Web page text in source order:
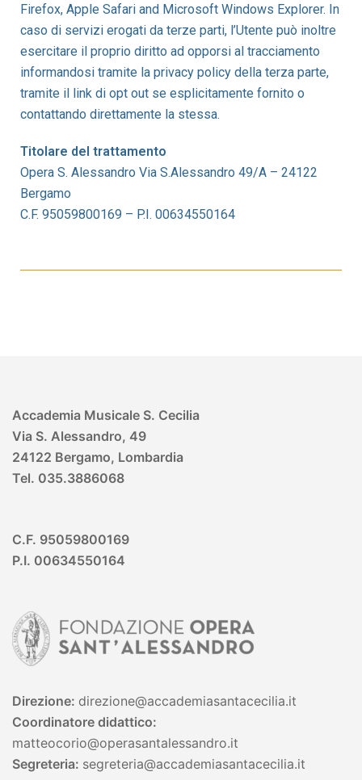
Firefox, Apple Safari and Microsoft Windows Explorer. In
caso di servizi erogati da terze parti, l’Utente può inoltre
esercitare il proprio diritto ad opporsi al tracciamento
informandosi tramite la privacy policy della terza parte,
tramite il link di opt out se esplicitamente fornito o
contattando direttamente la stessa.
Titolare del trattamento
Opera S. Alessandro Via S.Alessandro 49/A – 24122
Bergamo
C.F. 95059800169 – P.I. 00634550164
Accademia Musicale S. Cecilia
Via S. Alessandro, 49
24122 Bergamo, Lombardia
Tel. 035.3886068
C.F. 95059800169
P.I. 00634550164
Direzione: direzione@accademiasantacecilia.it
Coordinatore didattico:
matteocorio@operasantalessandro.it
Segreteria: segreteria@accademiasantacecilia.it